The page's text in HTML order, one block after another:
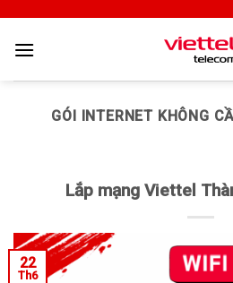
GÓI INTERNET KHÔNG
Lắp mạng Viettel
22
Th6